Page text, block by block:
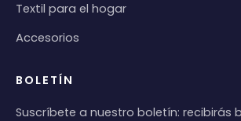
Textil para el hogar
Accesorios
BOLETÍN
Suscríbete a nuestro boletín: recibirás